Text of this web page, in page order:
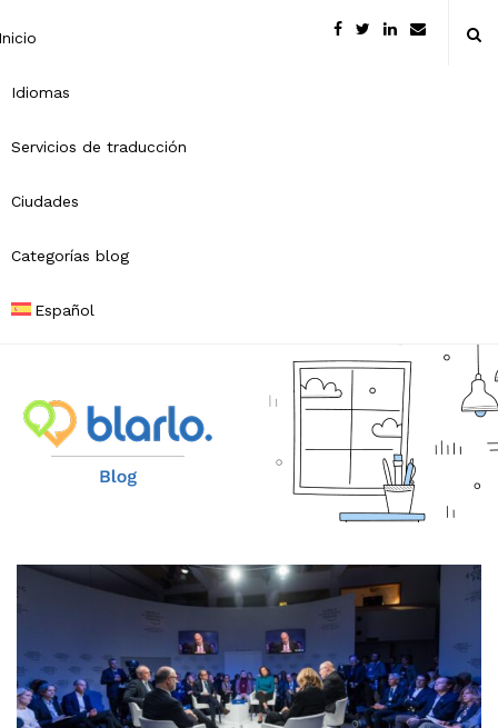
Idiomas
Servicios de traducción
Ciudades
Categorías blog
Español
B
r
l
o